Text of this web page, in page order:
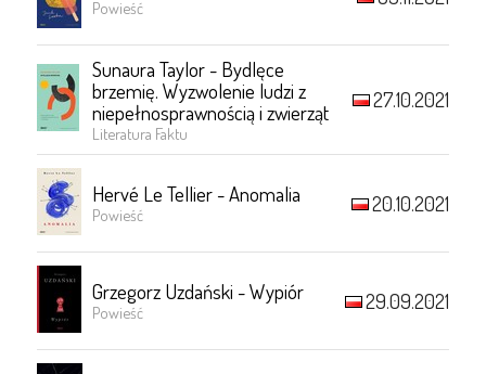
Powieść
Sunaura Taylor - Bydlęce
brzemię. Wyzwolenie ludzi z
niepełnosprawnością i zwierząt
Literatura Faktu
27.10.2021
Hervé Le Tellier - Anomalia
Powieść 20.10.2021
Grzegorz Uzdański - Wypiór
Powieść 29.09.2021